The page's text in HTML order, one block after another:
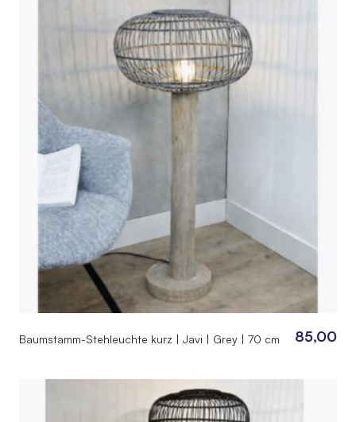
Baumstamm-Stehleuchte kurz | Javi | Grey | 70 cm 85,00